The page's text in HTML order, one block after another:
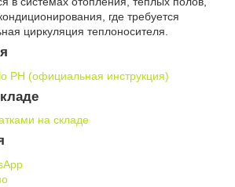
где требуется
циркуляция теплоносителя.
PH (официальная инструкция)
на складе